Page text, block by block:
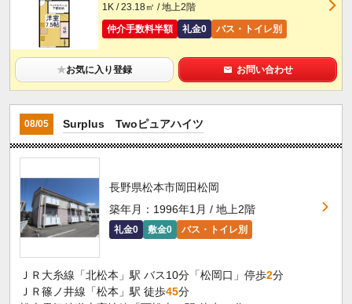
1K / 23.18㎡ / 地上2階
仲介手数料半額
礼金0 バス・トイレ別
★お気に入り登録 お問い合わせ
08/05 Surplus Twoピュアハイツ
長野県松本市岡田松岡
築年月：1996年1月 / 地上2階
礼金0 敷金0 バス・トイレ別
ＪＲ大糸線「北松本」駅 バス10分「松岡口」停歩2分
ＪＲ篠ノ井線「松本」駅 徒歩45分